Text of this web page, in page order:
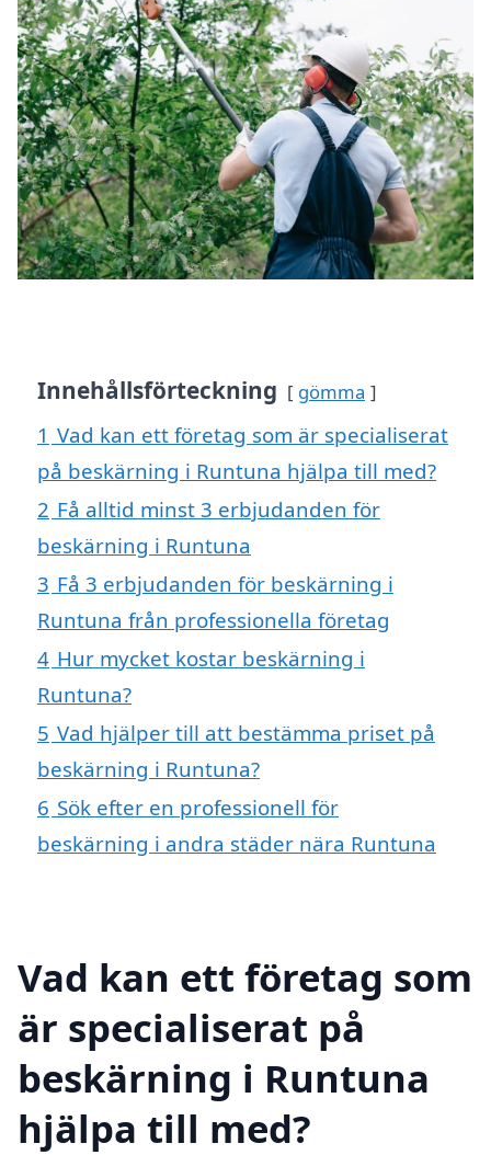
Innehållsförteckning gömma
1 Vad kan ett företag som är specialiserat
på beskärning i Runtuna hjälpa till med?
2 Få alltid minst 3 erbjudanden för
beskärning i Runtuna
3 Få 3 erbjudanden för beskärning i
Runtuna från professionella företag
4 Hur mycket kostar beskärning i
Runtuna?
5 Vad hjälper till att bestämma priset på
beskärning i Runtuna?
6 Sök efter en professionell för
beskärning i andra städer nära Runtuna
Vad kan ett företag som
är specialiserat på
beskärning i Runtuna
hjälpa till med?